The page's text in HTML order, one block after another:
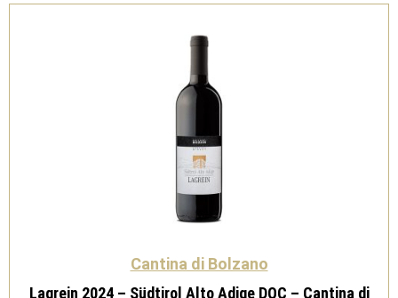
-
Cantina di Bolzano
Lagrein 2024 – Südtirol Alto Adige DOC – Cantina di